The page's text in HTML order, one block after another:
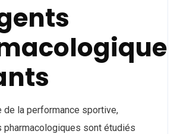
de la performance sportive,
pharmacologiques sont étudiés